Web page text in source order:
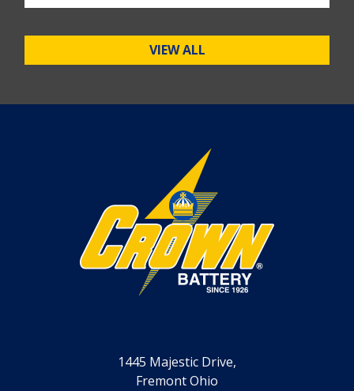
VIEW ALL
1445 Majestic Drive,
Fremont Ohio